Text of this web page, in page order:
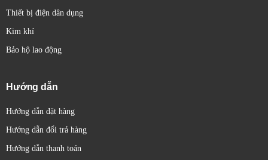
Thiết bị điện dân dụng
Kim khí
Bảo hộ lao động
Hướng dẫn
Hướng dẫn đặt hàng
Hướng dẫn đổi trả hàng
Hướng dẫn thanh toán